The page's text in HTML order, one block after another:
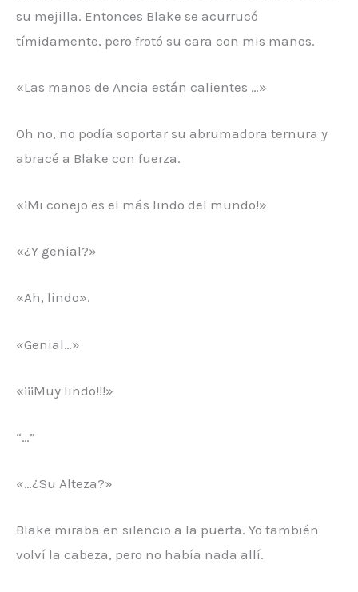
su mejilla. Entonces Blake se acurrucó
tímidamente, pero frotó su cara con mis manos.
«Las manos de Ancia están calientes …»
Oh no, no podía soportar su abrumadora ternura y
abracé a Blake con fuerza.
«¡Mi conejo es el más lindo del mundo!»
«¿Y genial?»
«Ah, lindo».
«Genial…»
«¡¡¡Muy lindo!!!»
“…”
«…¿Su Alteza?»
Blake miraba en silencio a la puerta. Yo también
volví la cabeza, pero no había nada allí.